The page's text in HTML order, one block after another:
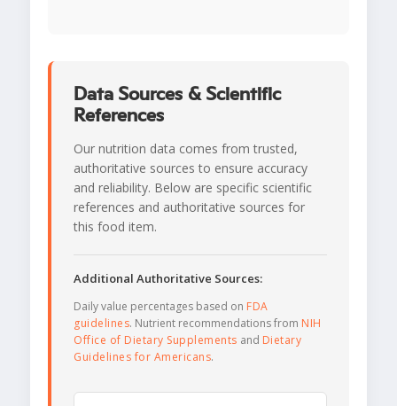
Data Sources & Scientific
References
Our nutrition data comes from trusted,
authoritative sources to ensure accuracy
and reliability. Below are specific scientific
references and authoritative sources for
this food item.
Additional Authoritative Sources:
Daily value percentages based on FDA
guidelines. Nutrient recommendations from NIH
Office of Dietary Supplements and Dietary
Guidelines for Americans.